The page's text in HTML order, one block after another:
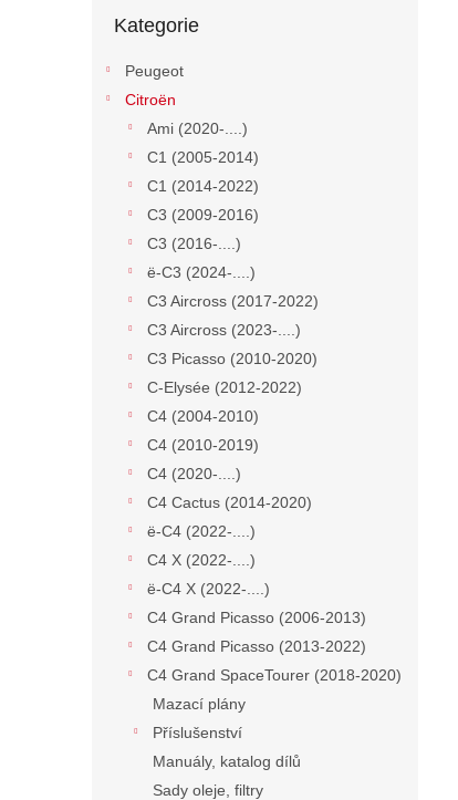
kategorie
Kategorie
Peugeot
Citroën
Ami (2020-....)
C1 (2005-2014)
C1 (2014-2022)
C3 (2009-2016)
C3 (2016-....)
ë-C3 (2024-....)
C3 Aircross (2017-2022)
C3 Aircross (2023-....)
C3 Picasso (2010-2020)
C-Elysée (2012-2022)
C4 (2004-2010)
C4 (2010-2019)
C4 (2020-....)
C4 Cactus (2014-2020)
ë-C4 (2022-....)
C4 X (2022-....)
ë-C4 X (2022-....)
C4 Grand Picasso (2006-2013)
C4 Grand Picasso (2013-2022)
C4 Grand SpaceTourer (2018-2020)
Mazací plány
Příslušenství
Manuály, katalog dílů
Sady oleje, filtry